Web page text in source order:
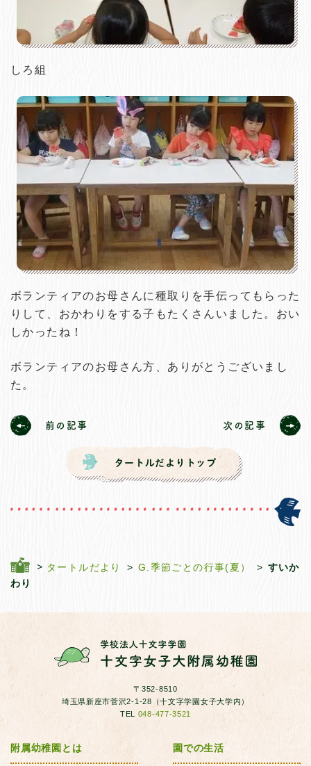
しろ組
ボランティアのお母さんに種取りを手伝ってもらった
りして、おかわりをする子もたくさんいました。おい
しかったね！
ボランティアのお母さん方、ありがとうございまし
た。
前の記事 次の記事
タートルだより G.季節ごとの行事(夏）
すいか
わり
〒352-8510
埼玉県新座市菅沢2-1-28（十文字学園女子大学内）
TEL 048-477-3521
附属幼稚園とは 園での生活